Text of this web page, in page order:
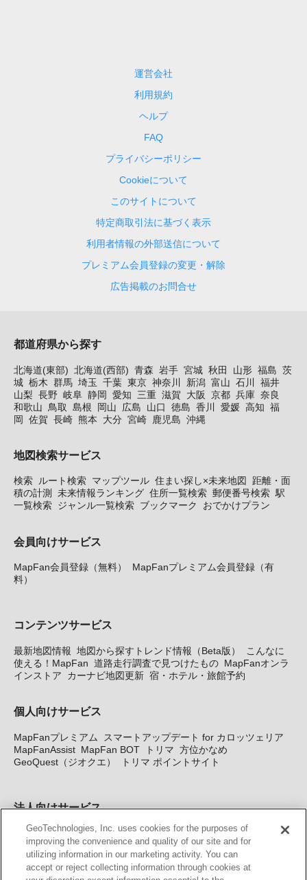
運営会社
利用規約
ヘルプ
FAQ
プライバシーポリシー
Cookieについて
このサイトについて
特定商取引法に基づく表示
利用者情報の外部送信について
プレミアム会員登録の変更・解除
広告掲載のお問合せ
都道府県から探す
北海道(東部) 北海道(西部) 青森 岩手 宮城 秋田 山形 福島 茨
城 栃木 群馬 埼玉 千葉 東京 神奈川 新潟 富山 石川
福井
山梨 長野 岐阜 静岡 愛知 三重 滋賀 大阪 京都 兵庫 奈良
和歌山
鳥取 島根 岡山 広島 山口 徳島 香川 愛媛 高知 福
岡 佐賀 長崎 熊本 大分 宮崎 鹿児島 沖縄
地図検索サービス
検索 ルート検索 マップツール 住まい探し×未来地図
距離・面
積の計測
未来情報ランキング 住所一覧検索 郵便番号検索 駅
一覧検索 ジャンル一覧検索 ブックマーク おでかけプラン
会員向けサービス
MapFan会員登録（無料）
MapFanプレミアム会員登録（有
料）
コンテンツサービス
最新地図情報 地図から探すトレンド情報（Beta版）
こんなに
使える！MapFan 道路走行調査で見つけたもの MapFanオンラ
インストア
カーナビ地図更新 宿・ホテル・旅館予約
個人向けサービス
MapFanプレミアム
スマートアップデート for カロッツェリア
MapFanAssist MapFan BOT トリマ 方位かなめ
GeoQuest（ジオクエ）
トリマ ポイントサイト
法人向けサービス
法人向け地図・位置情報サービス WEBサイト・システム向け地
図API Windows PC向け地図開発キット MapFan DB 住所確認
サービス
MAP WORLD+ トリマ広告 Geo-Research
GeoTechnologies, Inc. uses cookies for the purposes of
improving the convenience and quality of our site and for
utilizing information in our marketing activity. You can
accept or reject collecting information through cookies at